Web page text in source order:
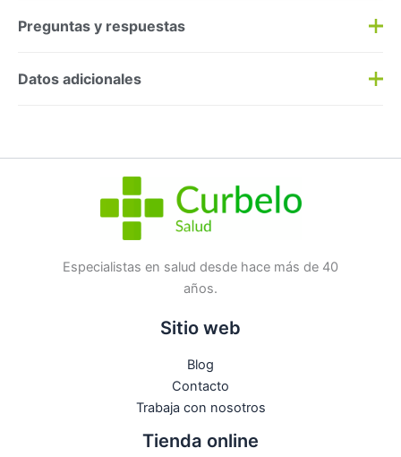
Preguntas y respuestas
Preguntas y respuestas
No hay preguntas todavía
Datos adicionales
Especialistas en salud desde hace más de 40
años.
Sitio web
Blog
Contacto
Trabaja con nosotros
Tienda online